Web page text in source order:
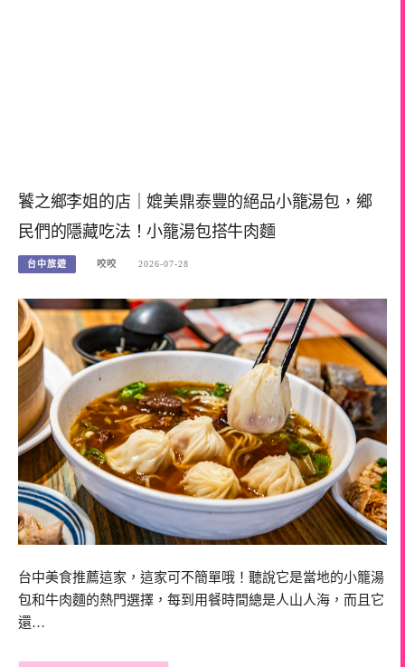
饕之鄉李姐的店｜媲美鼎泰豐的絕品小籠湯包，鄉
民們的隱藏吃法！小籠湯包搭牛肉麵
台中旅遊 咬咬 2026-07-28
台中美食推薦這家，這家可不簡單哦！聽說它是當地的小籠湯
包和牛肉麵的熱門選擇，每到用餐時間總是人山人海，而且它
還…